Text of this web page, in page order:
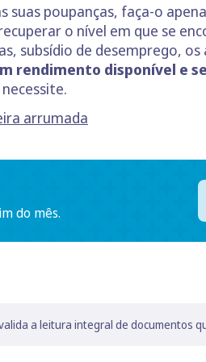
suas poupanças, faça-o
o nível em que se
subsídio de desemprego,
rendimento disponível e
arrumada
do mês.
a leitura integral de documentos